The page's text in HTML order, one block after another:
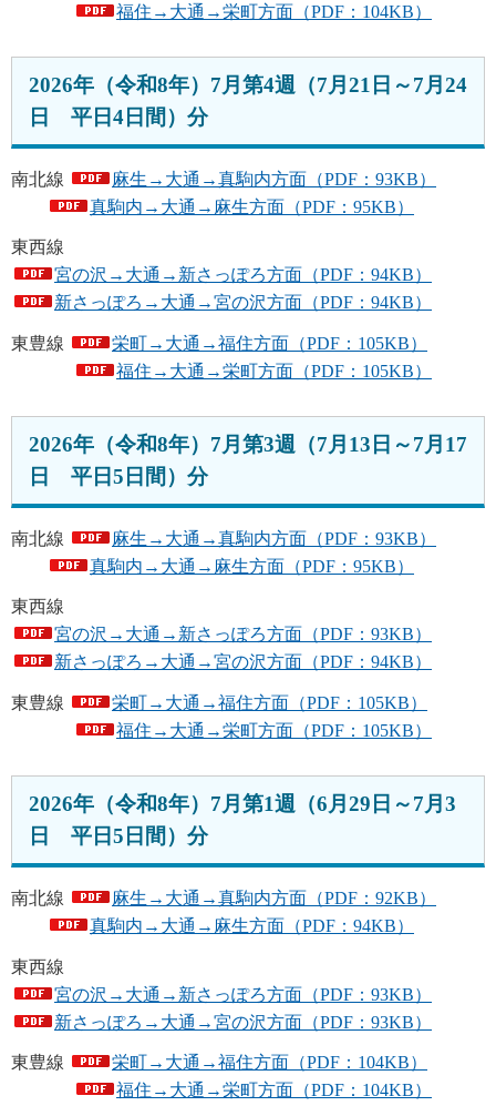
福住→大通→栄町方面（PDF：104KB）
2026年（令和8年）7月第4週（7月21日～7月24
日 平日4日間）分
南北線
麻生→大通→真駒内方面（PDF：93KB）
真駒内→大通→麻生方面（PDF：95KB）
東西線
宮の沢→大通→新さっぽろ方面（PDF：94KB）
新さっぽろ→大通→宮の沢方面（PDF：94KB）
東豊線
栄町→大通→福住方面（PDF：105KB）
福住→大通→栄町方面（PDF：105KB）
2026年（令和8年）7月第3週（7月13日～7月17
日 平日5日間）分
南北線
麻生→大通→真駒内方面（PDF：93KB）
真駒内→大通→麻生方面（PDF：95KB）
東西線
宮の沢→大通→新さっぽろ方面（PDF：93KB）
新さっぽろ→大通→宮の沢方面（PDF：94KB）
東豊線
栄町→大通→福住方面（PDF：105KB）
福住→大通→栄町方面（PDF：105KB）
2026年（令和8年）7月第1週（6月29日～7月3
日 平日5日間）分
南北線
麻生→大通→真駒内方面（PDF：92KB）
真駒内→大通→麻生方面（PDF：94KB）
東西線
宮の沢→大通→新さっぽろ方面（PDF：93KB）
新さっぽろ→大通→宮の沢方面（PDF：93KB）
東豊線
栄町→大通→福住方面（PDF：104KB）
福住→大通→栄町方面（PDF：104KB）